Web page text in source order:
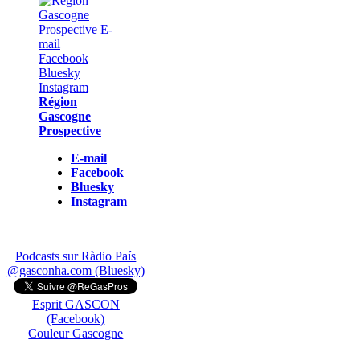
Région
Gascogne
Prospective
E-mail
Facebook
Bluesky
Instagram
Podcasts sur Ràdio País
@gasconha.com (Bluesky)
Esprit GASCON
(Facebook)
Couleur Gascogne